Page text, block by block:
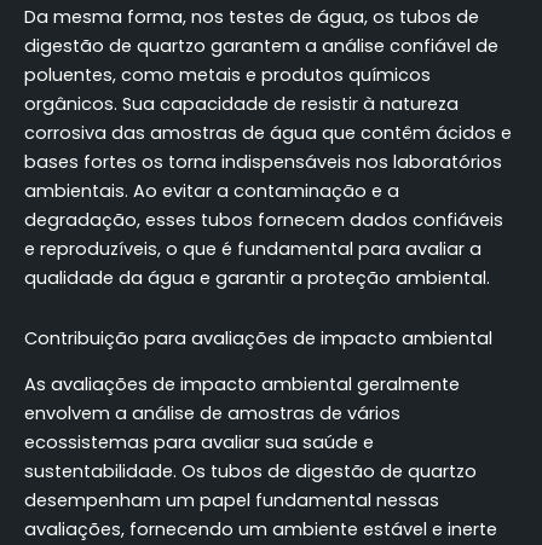
Da mesma forma, nos testes de água, os tubos de
digestão de quartzo garantem a análise confiável de
poluentes, como metais e produtos químicos
orgânicos. Sua capacidade de resistir à natureza
corrosiva das amostras de água que contêm ácidos e
bases fortes os torna indispensáveis nos laboratórios
ambientais. Ao evitar a contaminação e a
degradação, esses tubos fornecem dados confiáveis
e reproduzíveis, o que é fundamental para avaliar a
qualidade da água e garantir a proteção ambiental.
Contribuição para avaliações de impacto ambiental
As avaliações de impacto ambiental geralmente
envolvem a análise de amostras de vários
ecossistemas para avaliar sua saúde e
sustentabilidade. Os tubos de digestão de quartzo
desempenham um papel fundamental nessas
avaliações, fornecendo um ambiente estável e inerte